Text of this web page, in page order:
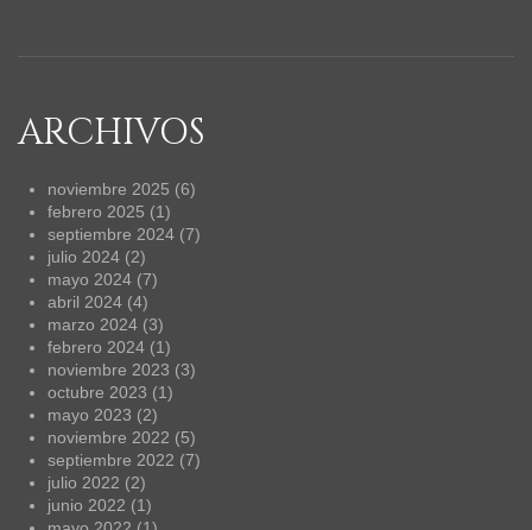
ARCHIVOS
noviembre 2025 (6)
febrero 2025 (1)
septiembre 2024 (7)
julio 2024 (2)
mayo 2024 (7)
abril 2024 (4)
marzo 2024 (3)
febrero 2024 (1)
noviembre 2023 (3)
octubre 2023 (1)
mayo 2023 (2)
noviembre 2022 (5)
septiembre 2022 (7)
julio 2022 (2)
junio 2022 (1)